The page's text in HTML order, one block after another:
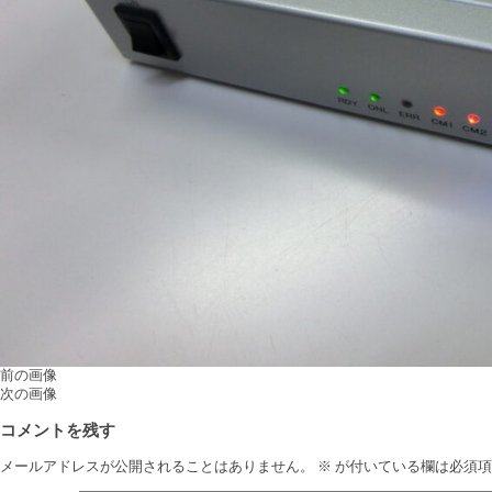
前の画像
次の画像
コメントを残す
メールアドレスが公開されることはありません。 ※ が付いている欄は必須